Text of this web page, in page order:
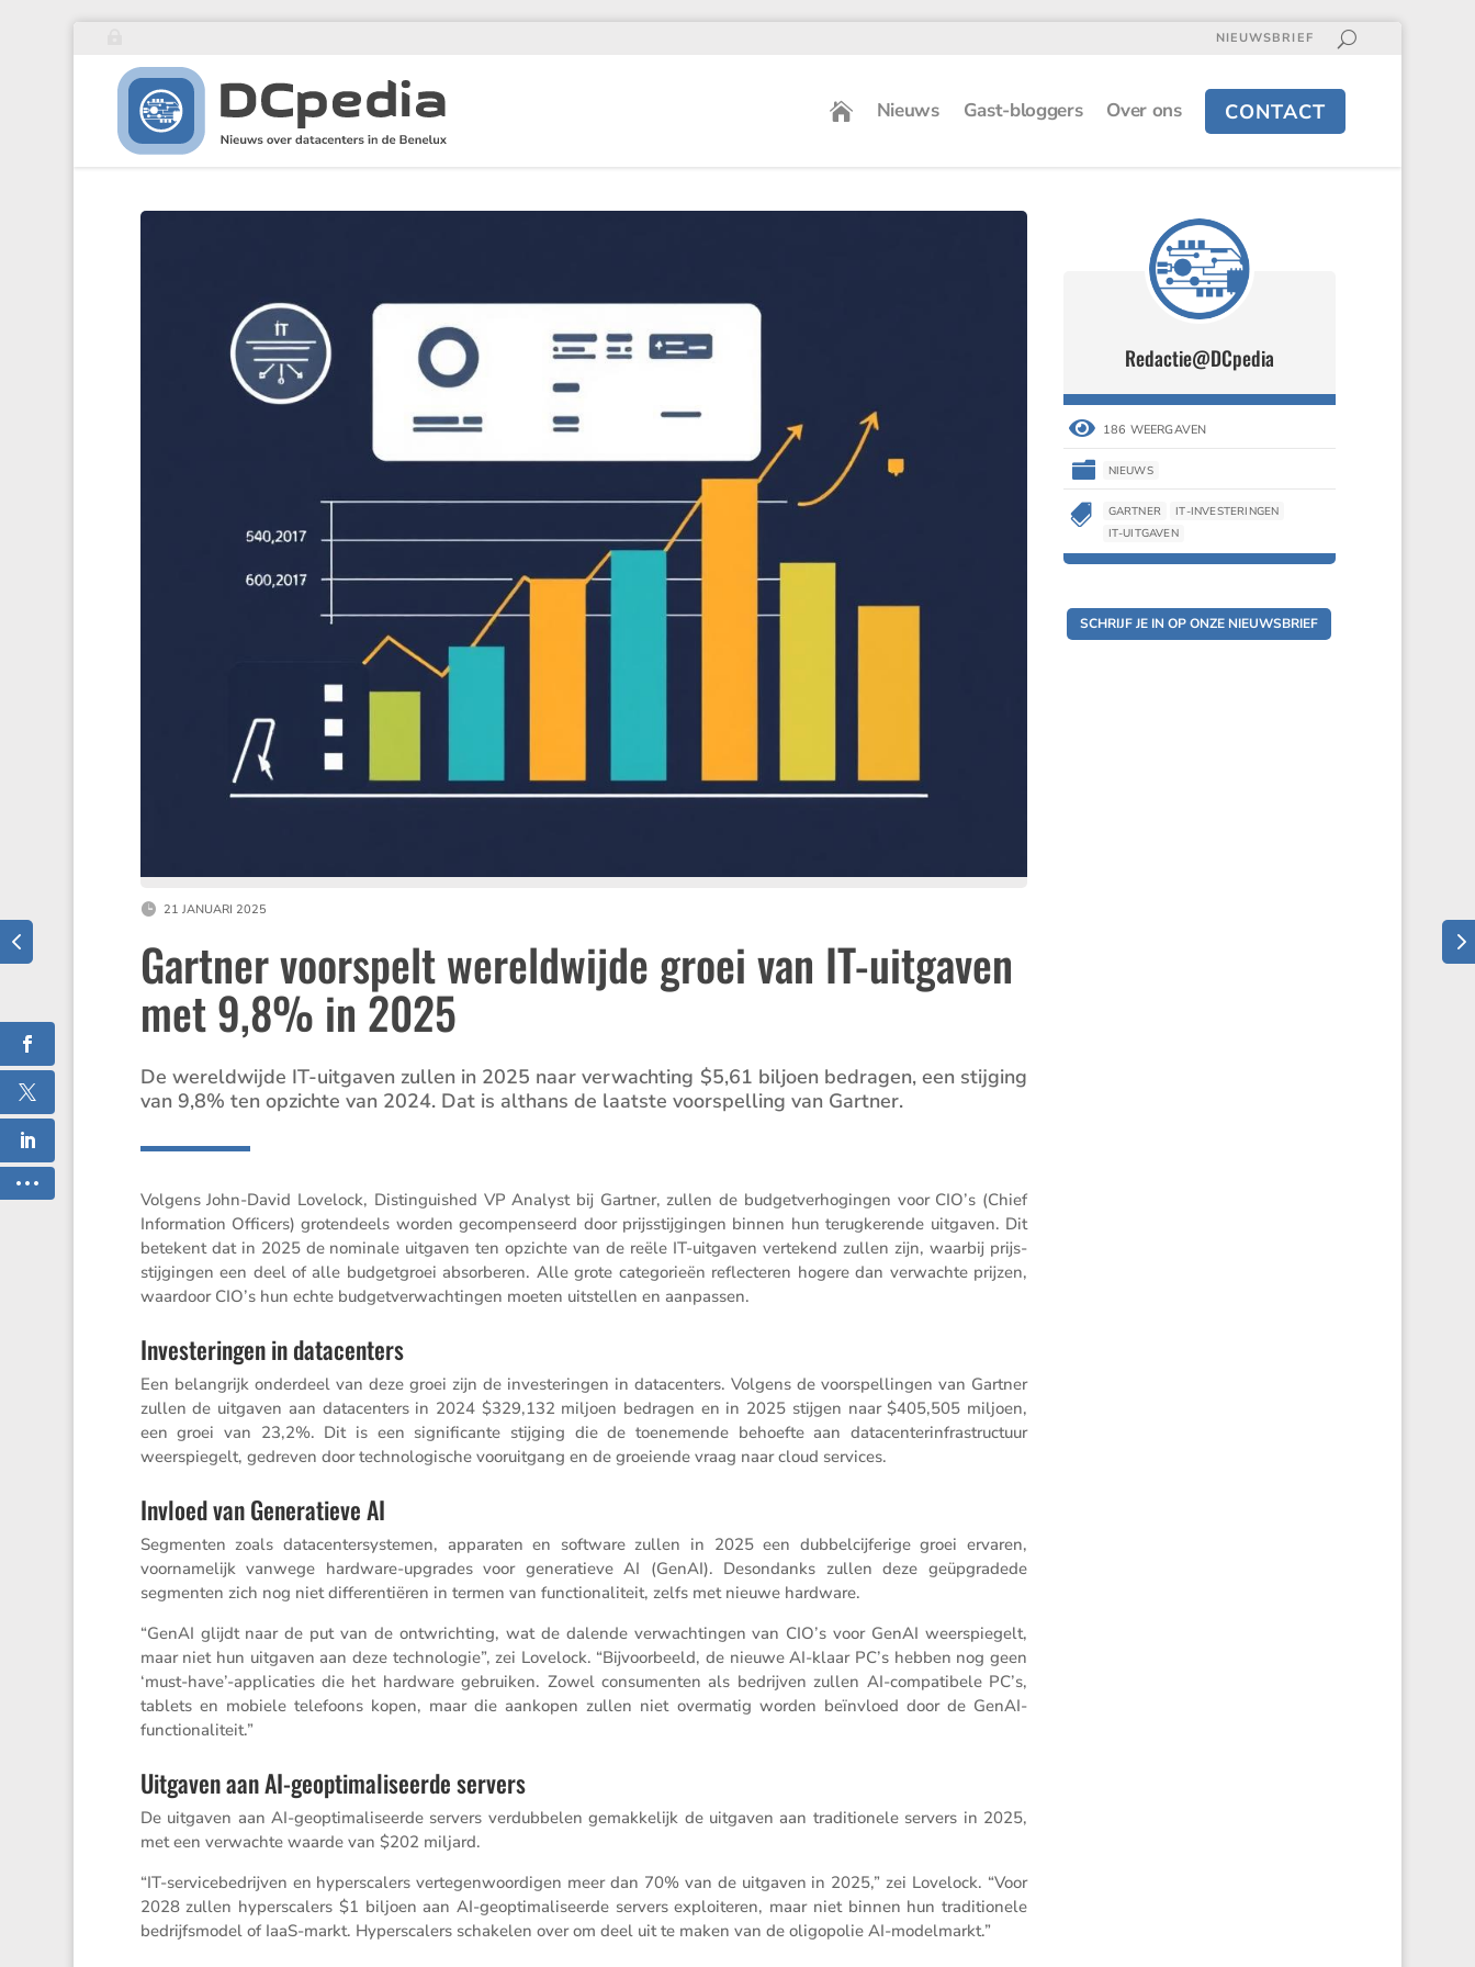
NIEUWSBRIEF
Nieuws Gast-bloggers Over ons CONTACT
21 JANUARI 2025
Gartner voorspelt wereldwijde groei van IT-uitgaven
met 9,8% in 2025
De wereld­wijde IT-uitgaven zullen in 2025 naar verwach­ting $5,61 biljoen bedragen, een stijging
van 9,8% ten opzichte van 2024. Dat is althans de laatste voorspel­ling van Gartner.
Volgens John-David Lovelock, Distin­guished VP Analyst bij Gartner, zullen de budget­ver­ho­gingen voor CIO’s (Chief
Infor­ma­tion Officers) groten­deels worden gecom­pen­seerd door prijs­stij­gingen binnen hun terug­ke­rende uitgaven. Dit
betekent dat in 2025 de nominale uitgaven ten opzichte van de reële IT-uitgaven verte­kend zullen zijn, waarbij prijs­
stij­gingen een deel of alle budget­groei absor­beren. Alle grote catego­rieën reflec­teren hogere dan verwachte prijzen,
waardoor CIO’s hun echte budget­ver­wach­tingen moeten uitstellen en aanpassen.
Investeringen in datacenters
Een belang­rijk onder­deel van deze groei zijn de inves­te­ringen in datacen­ters. Volgens de voorspel­lingen van Gartner
zullen de uitgaven aan datacen­ters in 2024 $329,132 miljoen bedragen en in 2025 stijgen naar $405,505 miljoen,
een groei van 23,2%. Dit is een signi­fi­cante stijging die de toene­mende behoefte aan datacen­ter­in­fra­struc­tuur
weerspie­gelt, gedreven door techno­lo­gi­sche vooruit­gang en de groei­ende vraag naar cloud services.
Invloed van Generatieve AI
Segmenten zoals datacen­ter­sys­temen, apparaten en software zullen in 2025 een dubbel­cij­fe­rige groei ervaren,
voorna­me­lijk vanwege hardware-upgrades voor genera­tieve AI (GenAI). Deson­danks zullen deze geüpgra­dede
segmenten zich nog niet diffe­ren­ti­ëren in termen van functi­o­na­li­teit, zelfs met nieuwe hardware.
“GenAI glijdt naar de put van de ontwrich­ting, wat de dalende verwach­tingen van CIO’s voor GenAI weerspie­gelt,
maar niet hun uitgaven aan deze techno­logie”, zei Lovelock. “Bijvoor­beeld, de nieuwe AI-klaar PC’s hebben nog geen
‘must-have’-applicaties die het hardware gebruiken. Zowel consu­menten als bedrijven zullen AI-compa­ti­bele PC’s,
tablets en mobiele telefoons kopen, maar die aankopen zullen niet overmatig worden beïnvloed door de GenAI-
functionaliteit.”
Uitgaven aan AI-geoptimaliseerde servers
De uitgaven aan AI-geopti­ma­li­seerde servers verdub­belen gemak­ke­lijk de uitgaven aan tradi­ti­o­nele servers in 2025,
met een verwachte waarde van $202 miljard.
“IT-servi­ce­be­drijven en hypers­ca­lers verte­gen­woor­digen meer dan 70% van de uitgaven in 2025,” zei Lovelock. “Voor
2028 zullen hypers­ca­lers $1 biljoen aan AI-geopti­ma­li­seerde servers exploi­teren, maar niet binnen hun tradi­ti­o­nele
bedrijfs­model of IaaS-markt. Hypers­ca­lers schakelen over om deel uit te maken van de oligo­polie AI-modelmarkt.”
Redactie@DCpedia
 186 WEERGAVEN
 NIEUWS
 GARTNER
IT-INVESTERINGEN
IT-UITGAVEN
SCHRIJF JE IN OP ONZE NIEUWSBRIEF
Redactie@DCpedia
 186 WEERGAVEN
 NIEUWS
 GARTNER
IT-INVESTERINGEN
IT-UITGAVEN